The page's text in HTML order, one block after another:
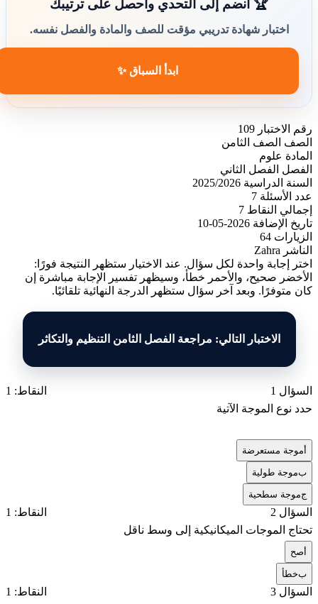
🏆 انضم إلى التحدي واحصل على ترتيبك
اختبار شهادة تدريبي مؤقت للصف والمادة والفصل نفسه.
ابدأ السباق ✨
رقم الاختبار 109
الصف
الصف الثامن
المادة
علوم
الفصل
الفصل الثاني
السنة الدراسية 2025/2026
عدد الأسئلة 7
إجمالي النقاط 7
تاريخ الإضافة 2026-05-10
الزيارات 64
الناشر Zahra
اختر إجابة واحدة لكل سؤال. عند الاختيار ستظهر النتيجة فورًا:
الأخضر صحيح، والأحمر خطأ، وسيظهر تفسير الإجابة مباشرة إن
كان متوفرًا. وبعد آخر سؤال ستظهر الدرجة النهائية تلقائيًا.
الاختبار التالي: مراجعة الفصل الثامن التنظيم والتكاثر
السؤال 1
النقاط: 1
حدد نوع الموجة الآتية
موجة مستعرضة
بموجة طولية
جموجة سطحية
السؤال 2
النقاط: 1
تحتاج الموجات الميكانيكية إلى وسط ناقل
صح
بخطأ
السؤال 3
النقاط: 1